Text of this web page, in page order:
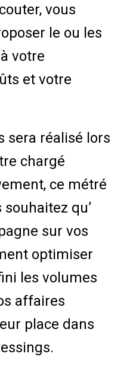
vous
le ou les
votre
et votre
sera réalisé lors
chargé
ce métré
qu’
sur vos
optimiser
les volumes
affaires
place dans